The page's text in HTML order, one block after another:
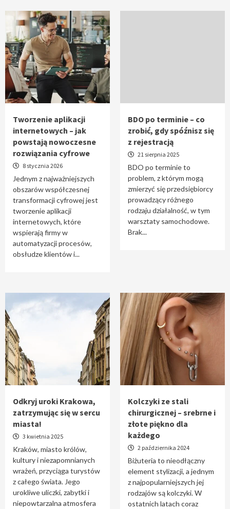
Tworzenie aplikacji
internetowych – jak
powstają nowoczesne
rozwiązania cyfrowe
8 stycznia 2026
Jednym z najważniejszych
obszarów współczesnej
transformacji cyfrowej jest
tworzenie aplikacji
internetowych, które
wspierają firmy w
automatyzacji procesów,
obsłudze klientów i...
BDO po terminie – co
zrobić, gdy spóźnisz się
z rejestracją
21 sierpnia 2025
BDO po terminie to
problem, z którym mogą
zmierzyć się przedsiębiorcy
prowadzący różnego
rodzaju działalność, w tym
warsztaty samochodowe.
Brak...
Odkryj uroki Krakowa,
zatrzymując się w sercu
miasta!
3 kwietnia 2025
Kraków, miasto królów,
kultury i niezapomnianych
wrażeń, przyciąga turystów
z całego świata. Jego
urokliwe uliczki, zabytki i
niepowtarzalna atmosfera
Kolczyki ze stali
chirurgicznej – srebrne i
złote piękno dla
każdego
2 października 2024
Biżuteria to nieodłączny
element stylizacji, a jednym
z najpopularniejszych jej
rodzajów są kolczyki. W
ostatnich latach coraz